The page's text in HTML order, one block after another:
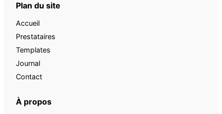
Plan du site
Accueil
Prestataires
Templates
Journal
Contact
À propos